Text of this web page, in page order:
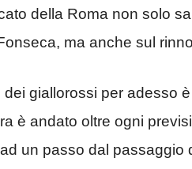
della Roma non solo
ma anche sul
giallorossi per adesso
è andato oltre ogni
un passo dal passaggio